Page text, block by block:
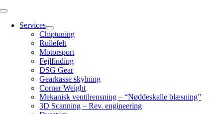
Skip
content
Toggle
NavigationServices
Chiptuning
Rullefelt
Motorsport
Fejlfinding
DSG Gear
Gearkasse skylning
Corner Weight
Mekanisk ventilrensning – “Nøddeskalle blæsning”
3D Scanning – Rev. engineering